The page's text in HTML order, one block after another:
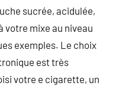
sucrée, acidulée,
votre mixe au niveau
exemples. Le choix
est très
votre e cigarette, un